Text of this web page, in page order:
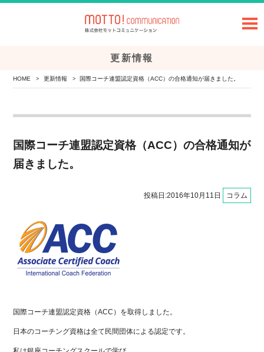
更新情報
HOME > 更新情報 > 国際コーチ連盟認定資格（ACC）の合格通知が届きました。
国際コーチ連盟認定資格（ACC）の合格通知が
届きました。
投稿日:2016年10月11日 コラム
国際コーチ連盟認定資格（ACC）を取得しました。
日本のコーチング資格は全て民間団体による認定です。